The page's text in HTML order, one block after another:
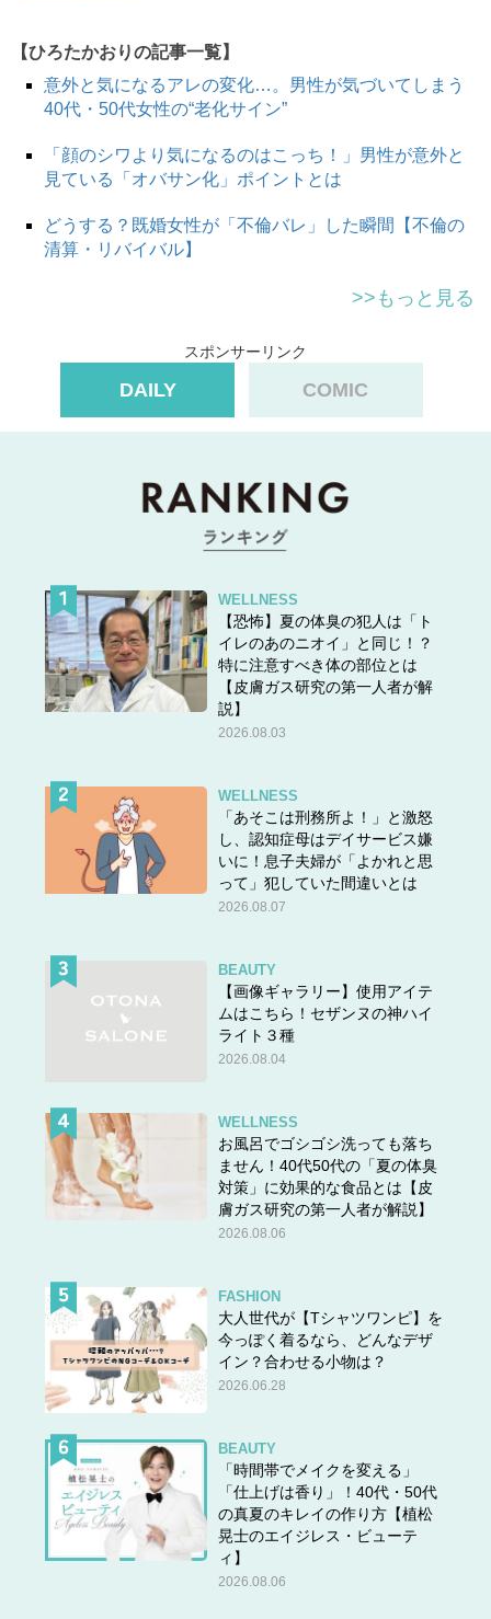
【ひろたかおりの記事一覧】
意外と気になるアレの変化…。男性が気づいてしまう
40代・50代女性の“老化サイン”
「顔のシワより気になるのはこっち！」男性が意外と
見ている「オバサン化」ポイントとは
どうする？既婚女性が「不倫バレ」した瞬間【不倫の
清算・リバイバル】
>>もっと見る
スポンサーリンク
DAILY COMIC
WELLNESS
【恐怖】夏の体臭の犯人は「ト
イレのあのニオイ」と同じ！？
特に注意すべき体の部位とは
【皮膚ガス研究の第一人者が解
説】
2026.08.03
WELLNESS
「あそこは刑務所よ！」と激怒
し、認知症母はデイサービス嫌
いに！息子夫婦が「よかれと思
って」犯していた間違いとは
2026.08.07
BEAUTY
【画像ギャラリー】使用アイテ
ムはこちら！セザンヌの神ハイ
ライト３種
2026.08.04
WELLNESS
お風呂でゴシゴシ洗っても落ち
ません！40代50代の「夏の体臭
対策」に効果的な食品とは【皮
膚ガス研究の第一人者が解説】
2026.08.06
FASHION
大人世代が【Tシャツワンピ】を
今っぽく着るなら、どんなデザ
イン？合わせる小物は？
2026.06.28
BEAUTY
「時間帯でメイクを変える」
「仕上げは香り」！40代・50代
の真夏のキレイの作り方【植松
晃士のエイジレス・ビューテ
ィ】
2026.08.06